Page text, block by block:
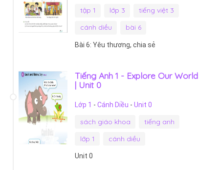
tập 1 lớp 3
tiếng việt 3
cánh diều
bài 6
Bài 6: Yêu thương, chia sẻ
Tiếng Anh 1 - Explore Our World
| Unit 0
Lớp 1 - Cánh Diều - Unit 0
sách giáo khoa
tiếng anh
lớp 1
cánh diều
Unit 0